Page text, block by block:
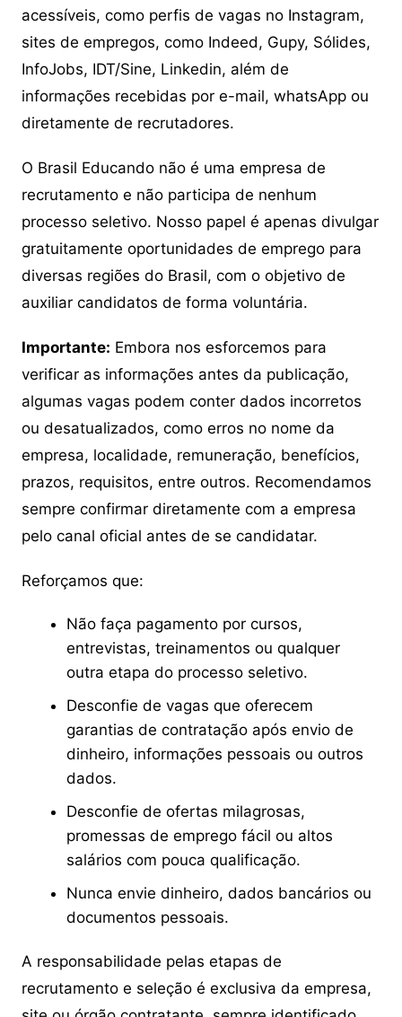
acessíveis, como perfis de vagas no Instagram,
sites de empregos, como Indeed, Gupy, Sólides,
InfoJobs, IDT/Sine, Linkedin, além de
informações recebidas por e-mail, whatsApp ou
diretamente de recrutadores.
O Brasil Educando não é uma empresa de
recrutamento e não participa de nenhum
processo seletivo. Nosso papel é apenas divulgar
gratuitamente oportunidades de emprego para
diversas regiões do Brasil, com o objetivo de
auxiliar candidatos de forma voluntária.
Importante: Embora nos esforcemos para
verificar as informações antes da publicação,
algumas vagas podem conter dados incorretos
ou desatualizados, como erros no nome da
empresa, localidade, remuneração, benefícios,
prazos, requisitos, entre outros. Recomendamos
sempre confirmar diretamente com a empresa
pelo canal oficial antes de se candidatar.
Reforçamos que:
Não faça pagamento por cursos,
entrevistas, treinamentos ou qualquer
outra etapa do processo seletivo.
Desconfie de vagas que oferecem
garantias de contratação após envio de
dinheiro, informações pessoais ou outros
dados.
Desconfie de ofertas milagrosas,
promessas de emprego fácil ou altos
salários com pouca qualificação.
Nunca envie dinheiro, dados bancários ou
documentos pessoais.
A responsabilidade pelas etapas de
recrutamento e seleção é exclusiva da empresa,